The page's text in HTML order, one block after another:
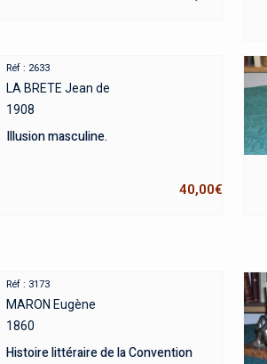
Réf : 2633
LA BRETE Jean de
1908
Illusion masculine.
40,00€
Réf : 3173
MARON Eugène
1860
Histoire littéraire de la Convention